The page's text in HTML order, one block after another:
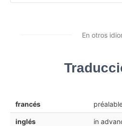
En otros
francés
inglés in